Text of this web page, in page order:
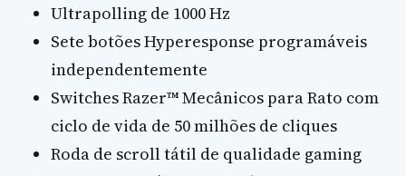
Ultrapolling de 1000 Hz
Sete botões Hyperesponse programáveis
independentemente
Switches Razer™ Mecânicos para Rato com
ciclo de vida de 50 milhões de cliques
Roda de scroll tátil de qualidade gaming